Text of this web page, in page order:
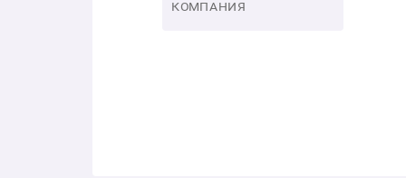
КОМПАНИЯ